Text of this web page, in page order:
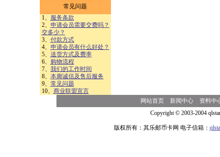
常见问题
1、
服务条款
2、 申请会员需要交费吗？
交多少？
3、 付款方式
4、 申请会员有什么好处？
5、 送货方式及费率
6、
购物流程
7、 我们的工作时间
8、 本廊诚信及售后服务
9、 常见问题
10、 商业联盟宣言
网站首页 新闻中心
资料中
Copyright © 2003-2004
版权所有：其乐邮币卡网 电子信箱：